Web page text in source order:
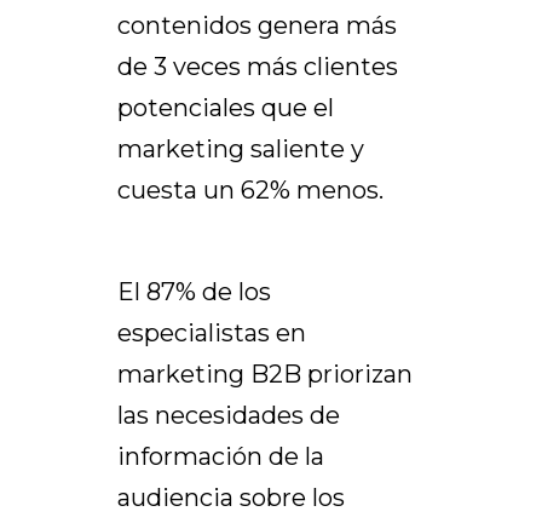
contenidos genera más
de 3 veces más clientes
potenciales que el
marketing saliente y
cuesta un 62% menos.
El 87% de los
especialistas en
marketing B2B priorizan
las necesidades de
información de la
audiencia sobre los